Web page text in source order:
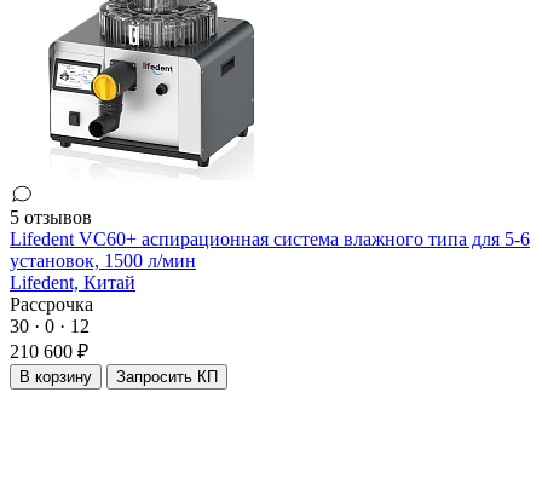
5 отзывов
Lifedent VC60+ аспирационная система влажного типа для 5-6
установок, 1500 л/мин
Lifedent, Китай
Рассрочка
30 · 0 · 12
210 600 ₽
В корзину Запросить КП